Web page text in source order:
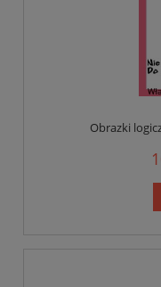
Obrazki